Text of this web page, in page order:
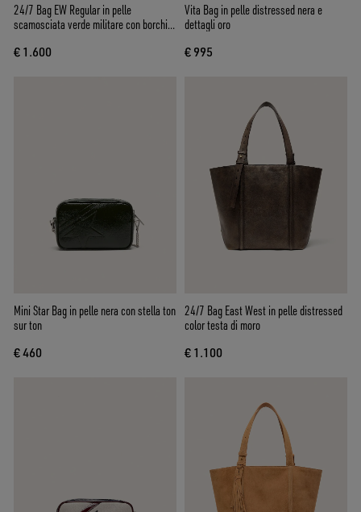
24/7 Bag EW Regular in pelle
scamosciata verde militare con borchie
€ 1.600
Vita Bag in pelle distressed nera e
dettagli oro
€ 995
Mini Star Bag in pelle nera con stella ton
sur ton
€ 460
24/7 Bag East West in pelle distressed
color testa di moro
€ 1.100